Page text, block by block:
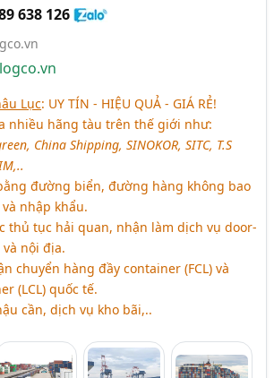
638 126
Lục: UY TÍN - HIỆU QUẢ - GIÁ RẺ!
nhiều hãng tàu trên thế giới như:
China Shipping, SINOKOR, SITC, T.S
đường biển, đường hàng không bao
nhập khẩu.
thủ tục hải quan, nhận làm dịch vụ door-
nội địa.
chuyển hàng đầy container (FCL) và
(LCL) quốc tế.
cần, dịch vụ kho bãi,..